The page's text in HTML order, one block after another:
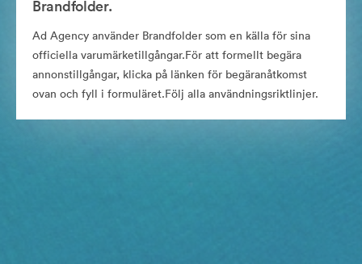
Brandfolder.
Ad Agency använder Brandfolder som en källa för sina
officiella varumärketillgångar.För att formellt begära
annonstillgångar, klicka på länken för begäranåtkomst
ovan och fyll i formuläret.Följ alla användningsriktlinjer.